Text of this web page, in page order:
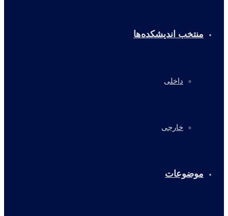
منتخب اندیشکده‌ها
داخلی
خارجی
موضوعات